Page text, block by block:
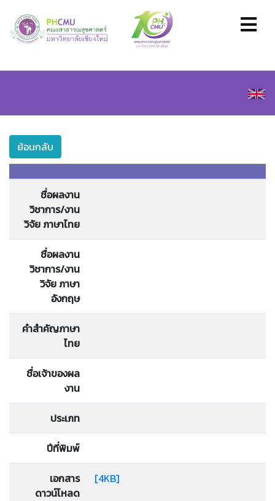
ย้อนกลับ
ชื่อผลงาน
วิชาการ/งาน
วิจัย ภาษาไทย
ชื่อผลงาน
วิชาการ/งาน
วิจัย ภาษา
อังกฤษ
คำสำคัญภาษา
ไทย
ชื่อเจ้าของผล
งาน
ประเภท
ปีที่พิมพ์
เอกสาร
ดาวน์โหลด
[4KB]